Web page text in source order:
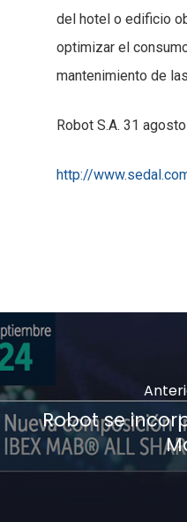
del hotel o edificio
optimizar el
mantenimiento de
Robot S.A. 31
http://
Robot se